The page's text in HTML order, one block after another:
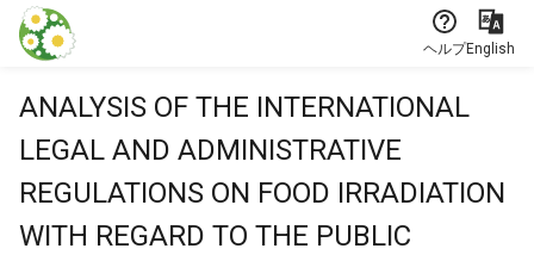
本文に飛ぶ
ヘルプEnglish
ANALYSIS OF THE INTERNATIONAL
LEGAL AND ADMINISTRATIVE
REGULATIONS ON FOOD IRRADIATION
WITH REGARD TO THE PUBLIC